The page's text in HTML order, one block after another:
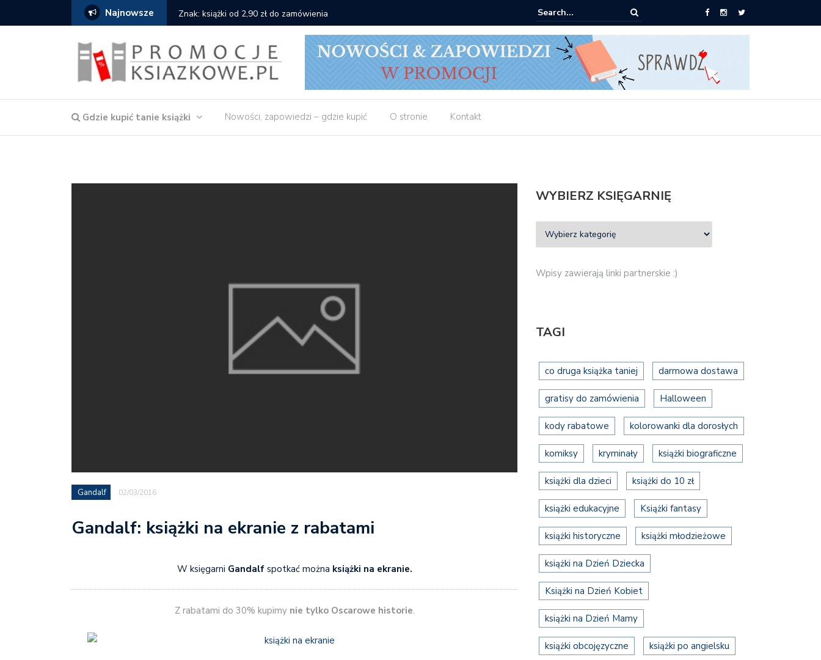
Najnowsze Znak: książki od 2,90 zł do zamówienia Matras: 10 książek za 69 zł
Gdzie kupić tanie książki Nowości, zapowiedzi – gdzie kupić O stronie Kontakt
Gandalf 02/03/2016
Gandalf: książki na ekranie z rabatami
W księgarni Gandalfspotkać można książki na ekranie.
Z rabatami do 30% kupimy nie tylko Oscarowe historie.
WYBIERZ KSIĘGARNIĘ
Wpisy zawierają linki partnerskie :)
TAGI
co druga książka taniej darmowa dostawa
gratisy do zamówienia Halloween
kody rabatowe kolorowanki dla dorosłych
komiksy kryminały książki biograficzne
książki dla dzieci książki do 10 zł
książki edukacyjne Książki fantasy
książki historyczne książki młodzieżowe
książki na Dzień Dziecka
Książki na Dzień Kobiet
książki na Dzień Mamy
książki obcojęzyczne książki po angielsku